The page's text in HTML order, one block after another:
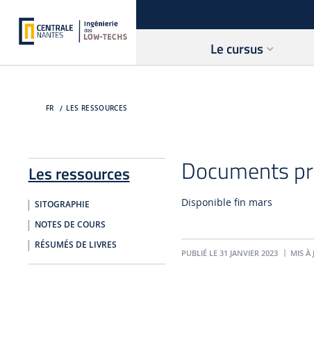
Le cursus
FR LES RESSOURCES
Les ressources
SITOGRAPHIE
NOTES DE COURS
RÉSUMÉS DE LIVRES
Documents
Disponible fin mars
PUBLIÉ LE 31 JANVIER 2023 MIS À